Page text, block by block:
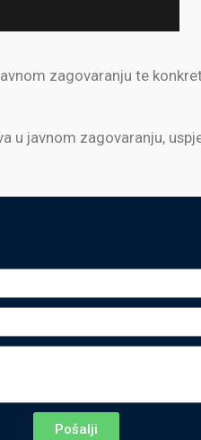
zagovaranju te
u javnom zagovaranju,
Pošalji